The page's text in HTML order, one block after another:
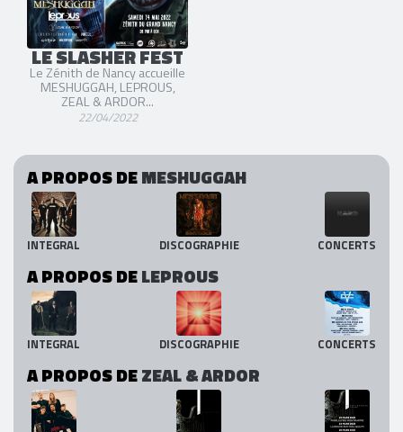
LE SLASHER FEST
Le Zénith de Nancy accueille
MESHUGGAH, LEPROUS,
ZEAL & ARDOR...
22/04/2022
A PROPOS DEMESHUGGAH
INTEGRAL DISCOGRAPHIE CONCERTS
A PROPOS DELEPROUS
INTEGRAL DISCOGRAPHIE CONCERTS
A PROPOS DEZEAL & ARDOR